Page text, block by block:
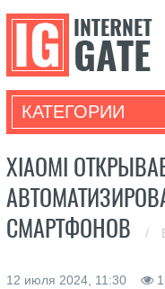
КАТЕГОРИИ
XIAOMI
СМАРТФОНОВ
/
12 июля 2024, 11:30